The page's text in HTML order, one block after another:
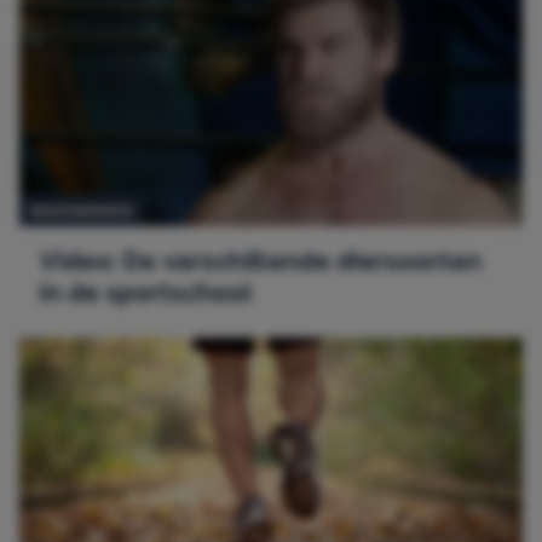
Video: De verschillende diersoorten
in de sportschool